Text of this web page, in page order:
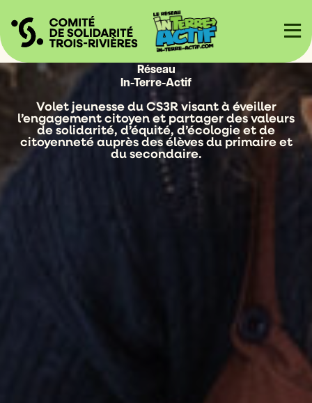
Réseau
In-Terre-Actif
Volet jeunesse du CS3R visant à éveiller
l’engagement citoyen et partager des valeurs
de solidarité, d’équité, d’écologie et de
citoyenneté auprès des élèves du primaire et
du secondaire.